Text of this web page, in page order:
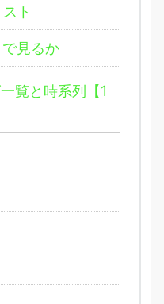
ト
見るか
覧と時系列【1